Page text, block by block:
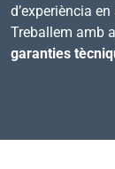
d’experiència
Treballem amb
garanties